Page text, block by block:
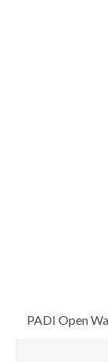
PADI Open